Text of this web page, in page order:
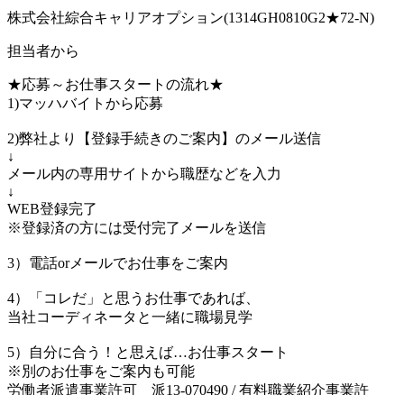
株式会社綜合キャリアオプション(1314GH0810G2★72-N)
担当者から
★応募～お仕事スタートの流れ★
1)マッハバイトから応募
2)弊社より【登録手続きのご案内】のメール送信
↓
メール内の専用サイトから職歴などを入力
↓
WEB登録完了
※登録済の方には受付完了メールを送信
3）電話orメールでお仕事をご案内
4）「コレだ」と思うお仕事であれば、
当社コーディネータと一緒に職場見学
5）自分に合う！と思えば…お仕事スタート
※別のお仕事をご案内も可能
労働者派遣事業許可 派13-070490 / 有料職業紹介事業許